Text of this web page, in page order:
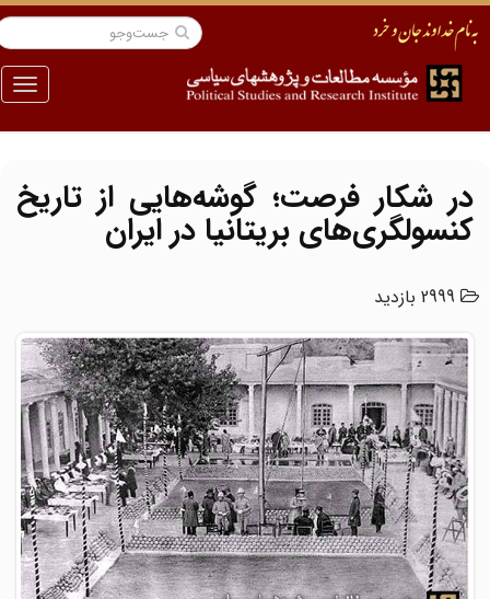
منو
در شکار فرصت؛ گوشه‌هایی از تاریخ
کنسولگری‌های بریتانیا در ایران
2999 بازدید